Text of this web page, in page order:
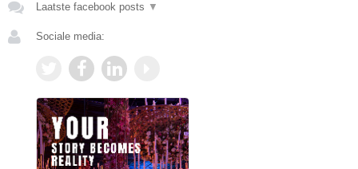
Laatste facebook posts ▼
Sociale media: